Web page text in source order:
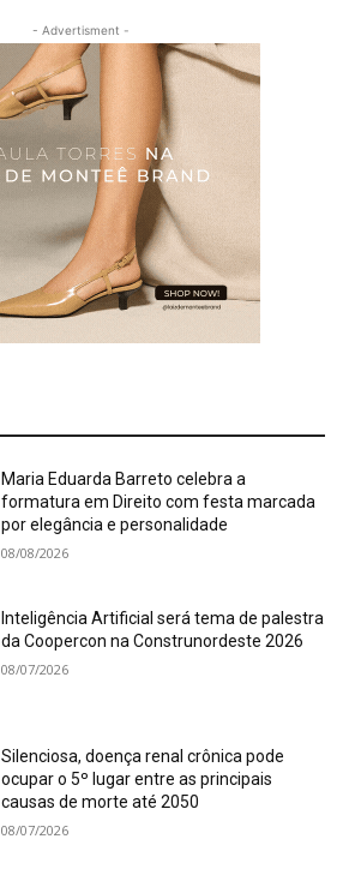
- Advertisment -
Maria Eduarda Barreto celebra a
formatura em Direito com festa marcada
por elegância e personalidade
08/08/2026
Inteligência Artificial será tema de palestra
da Coopercon na Construnordeste 2026
08/07/2026
Silenciosa, doença renal crônica pode
ocupar o 5º lugar entre as principais
causas de morte até 2050
08/07/2026